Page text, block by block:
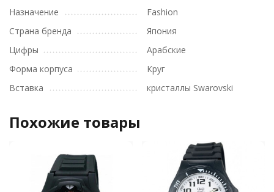
Назначение
Fashion
Страна бренда
Япония
Цифры
Арабские
Форма корпуса
Круг
Вставка
кристаллы Swarovski
Похожие товары